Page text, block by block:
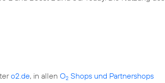
o2.de, in allen O2 Shops und Partnershops